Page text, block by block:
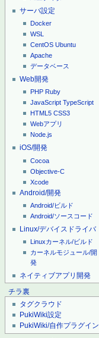
サーバ設定
Docker
WSL
CentOS Ubuntu
Apache
データベース
Web開発
PHP Ruby
JavaScript TypeScript
HTML5 CSS3
Webアプリ
Node.js
iOS/開発
Cocoa
Objective-C
Xcode
Android/開発
Android/ビルド
Android/ソースコード
Linux/デバイスドライバ
Linuxカーネル/ビルド
カーネルモジュール/開
発
ネイティブアプリ開発
チラ裏
タグクラウド
PukiWiki設定
PukiWiki/自作プラグイン